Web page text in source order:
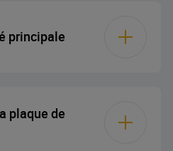
principale
plaque de